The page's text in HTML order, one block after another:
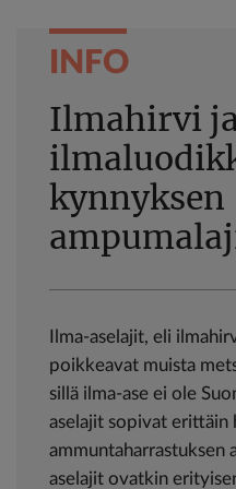
INFO
Ilmahirvi
kynnyksen
Ilma-aselajit, eli
poikkeavat muista
sillä ilma-ase ei ole
aselajit sopivat erittäin
ammuntaharrastuksen
aselajit ovatkin